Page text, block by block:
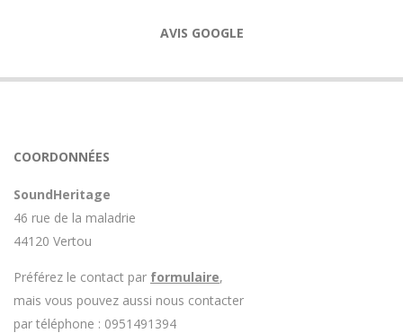
AVIS GOOGLE
COORDONNÉES
SoundHeritage
46 rue de la maladrie
44120 Vertou
Préférez le contact par formulaire,
mais vous pouvez aussi nous contacter
par téléphone : 0951491394